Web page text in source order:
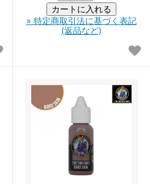
» 特定商取引法に基づく表記
(返品など)